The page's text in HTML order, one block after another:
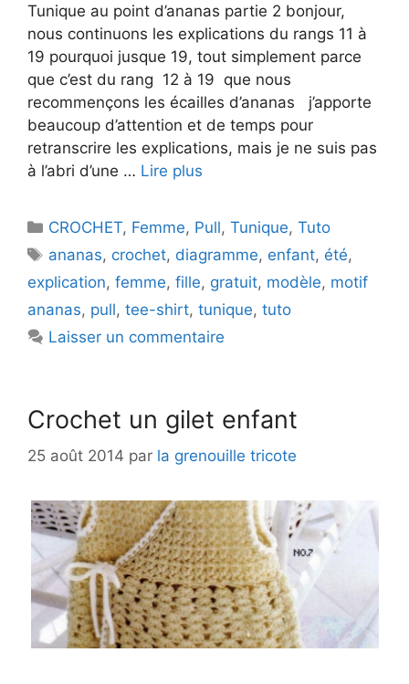
Tunique au point d’ananas partie 2 bonjour,
nous continuons les explications du rangs 11 à
19 pourquoi jusque 19, tout simplement parce
que c’est du rang 12 à 19 que nous
recommençons les écailles d’ananas j’apporte
beaucoup d’attention et de temps pour
retranscrire les explications, mais je ne suis pas
à l’abri d’une … Lire plus
Catégories
CROCHET, Femme, Pull,Tunique,Tuto
Étiquettes
ananas, crochet, diagramme, enfant, été,
explication, femme, fille, gratuit, modèle, motif
ananas, pull, tee-shirt, tunique, tuto
Laisser un commentaire
Crochet un gilet enfant
25 août 2014 par la grenouille tricote